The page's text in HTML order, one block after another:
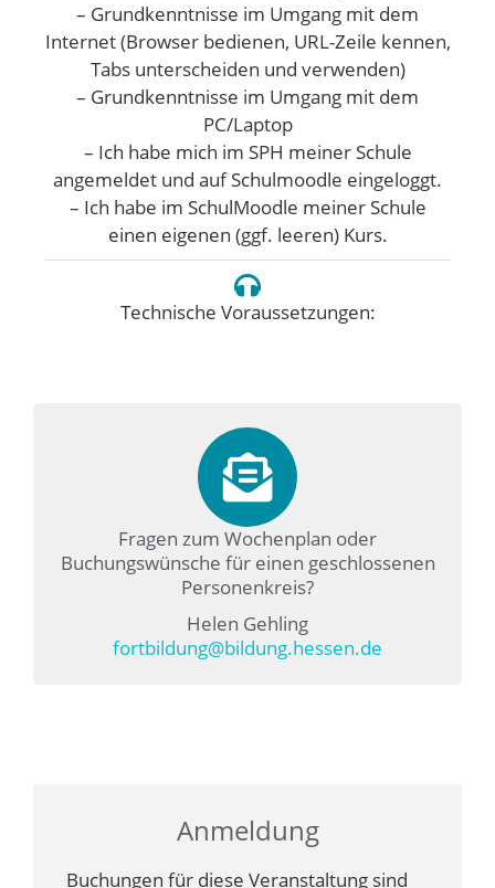
– Grundkenntnisse im Umgang mit dem
Internet (Browser bedienen, URL-Zeile kennen,
Tabs unterscheiden und verwenden)
– Grundkenntnisse im Umgang mit dem
PC/Laptop
– Ich habe mich im SPH meiner Schule
angemeldet und auf Schulmoodle eingeloggt.
– Ich habe im SchulMoodle meiner Schule
einen eigenen (ggf. leeren) Kurs.
Technische Voraussetzungen:
Fragen zum Wochenplan oder
Buchungswünsche für einen geschlossenen
Personenkreis?
Helen Gehling
fortbildung@bildung.hessen.de
Anmeldung
Buchungen für diese Veranstaltung sind